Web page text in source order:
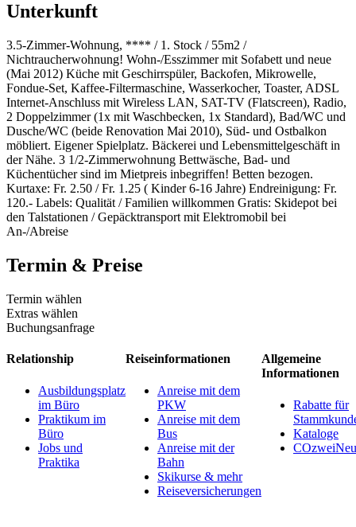
Unterkunft
3.5-Zimmer-Wohnung, **** / 1. Stock / 55m2 /
Nichtraucherwohnung! Wohn-/Esszimmer mit Sofabett und neue
(Mai 2012) Küche mit Geschirrspüler, Backofen, Mikrowelle,
Fondue-Set, Kaffee-Filtermaschine, Wasserkocher, Toaster, ADSL
Internet-Anschluss mit Wireless LAN, SAT-TV (Flatscreen), Radio,
2 Doppelzimmer (1x mit Waschbecken, 1x Standard), Bad/WC und
Dusche/WC (beide Renovation Mai 2010), Süd- und Ostbalkon
möbliert. Eigener Spielplatz. Bäckerei und Lebensmittelgeschäft in
der Nähe. 3 1/2-Zimmerwohnung Bettwäsche, Bad- und
Küchentücher sind im Mietpreis inbegriffen! Betten bezogen.
Kurtaxe: Fr. 2.50 / Fr. 1.25 ( Kinder 6-16 Jahre) Endreinigung: Fr.
120.- Labels: Qualität / Familien willkommen Gratis: Skidepot bei
den Talstationen / Gepäcktransport mit Elektromobil bei
An-/Abreise
Termin & Preise
Termin wählen
Extras wählen
Buchungsanfrage
Relationship
Ausbildungsplatz
im Büro
Praktikum im
Büro
Jobs und
Praktika
Reiseinformationen
Anreise mit dem
PKW
Anreise mit dem
Bus
Anreise mit der
Bahn
Skikurse & mehr
Reiseversicherungen
Allgemeine
Informationen
Rabatte für
Kataloge